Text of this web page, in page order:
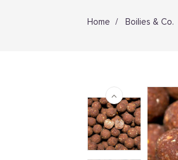
Home Boilies & Co.